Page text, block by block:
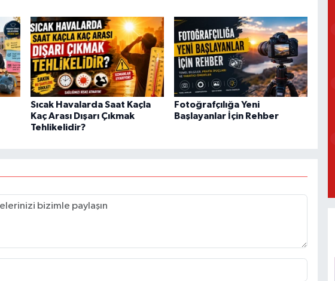
Sıcak Havalarda Saat Kaçla
Kaç Arası Dışarı Çıkmak
Tehlikelidir?
Fotoğrafçılığa Yeni
Başlayanlar İçin Rehber